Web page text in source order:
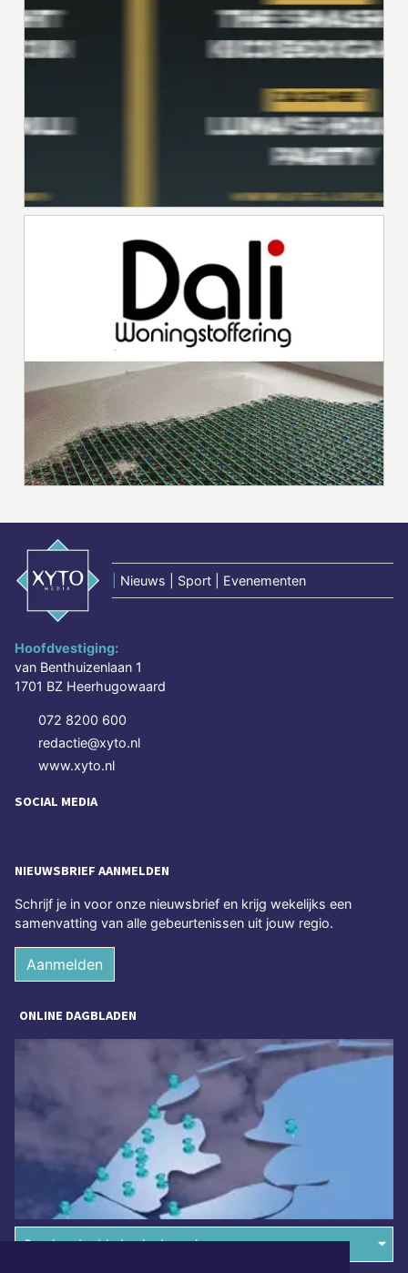
Nieuws | Sport | Evenementen
Hoofdvestiging:
van Benthuizenlaan 1
1701 BZ Heerhugowaard
072 8200 600
redactie@xyto.nl
www.xyto.nl
SOCIAL MEDIA
NIEUWSBRIEF AANMELDEN
Schrijf je in voor onze nieuwsbrief en krijg wekelijks een
samenvatting van alle gebeurtenissen uit jouw regio.
Aanmelden
ONLINE DAGBLADEN
Overige dagbladen in de regio